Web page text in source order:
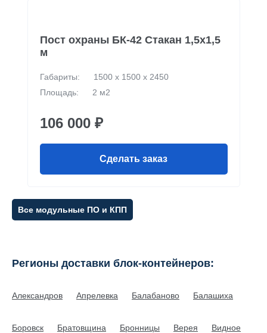
Пост охраны БК-42 Стакан 1,5х1,5
м
Габариты:
1500 х 1500 х 2450
Площадь:
2 м2
106 000 ₽
Сделать заказ
Все модульные ПО и КПП
Регионы доставки блок-контейнеров:
Александров Апрелевка Балабаново Балашиха
Боровск Братовщина Бронницы Верея Видное